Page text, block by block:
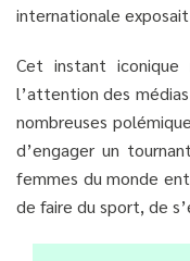
internationale
Cet instant iconique
l’attention des
nombreuses
d’engager un
femmes du monde
de faire du sport, de